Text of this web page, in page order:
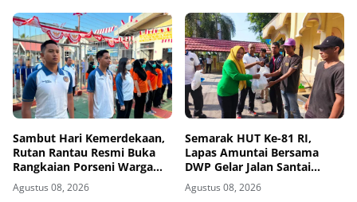
Sambut Hari Kemerdekaan,
Rutan Rantau Resmi Buka
Rangkaian Porseni Warga
Binaan
Agustus 08, 2026
Semarak HUT Ke-81 RI,
Lapas Amuntai Bersama
DWP Gelar Jalan Santai
Hingga Baksos
Agustus 08, 2026